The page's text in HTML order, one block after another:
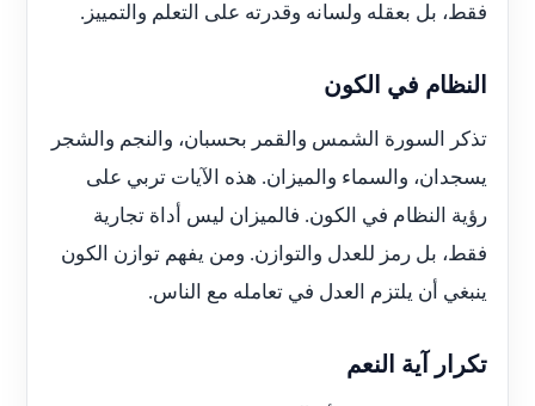
فقط، بل بعقله ولسانه وقدرته على التعلم والتمييز.
النظام في الكون
تذكر السورة الشمس والقمر بحسبان، والنجم والشجر
يسجدان، والسماء والميزان. هذه الآيات تربي على
رؤية النظام في الكون. فالميزان ليس أداة تجارية
فقط، بل رمز للعدل والتوازن. ومن يفهم توازن الكون
ينبغي أن يلتزم العدل في تعامله مع الناس.
تكرار آية النعم